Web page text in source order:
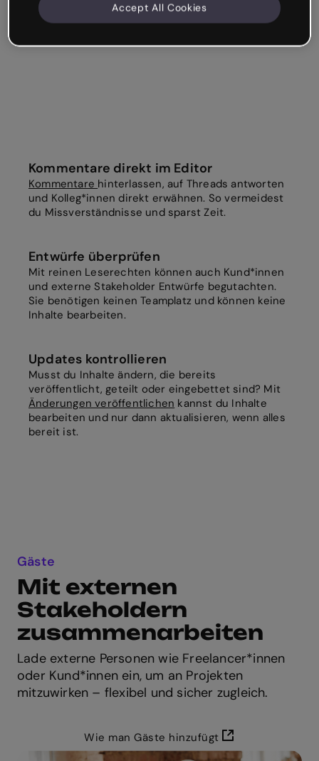
Kommentare direkt im Editor
Kommentare hinterlassen, auf Threads antworten
und Kolleg*innen direkt erwähnen. So vermeidest
du Missverständnisse und sparst Zeit.
Entwürfe überprüfen
Mit reinen Leserechten können auch Kund*innen
und externe Stakeholder Entwürfe begutachten.
Sie benötigen keinen Teamplatz und können keine
Inhalte bearbeiten.
Updates kontrollieren
Musst du Inhalte ändern, die bereits
veröffentlicht, geteilt oder eingebettet sind? Mit
Änderungen veröffentlichen kannst du Inhalte
bearbeiten und nur dann aktualisieren, wenn alles
bereit ist.
Gäste
Mit externen
Stakeholdern
zusammenarbeiten
Lade externe Personen wie Freelancer*innen
oder Kund*innen ein, um an Projekten
mitzuwirken – flexibel und sicher zugleich.
Wie man Gäste hinzufügt
Accept All Cookies